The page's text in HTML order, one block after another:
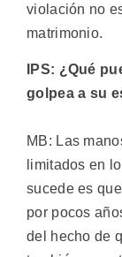
violación no
matrimonio.
IPS: ¿Qué
golpea a su
MB: Las
limitados en
sucede es
por pocos
del hecho de